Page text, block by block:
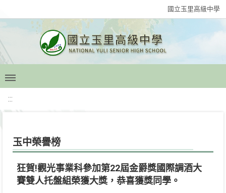
國立玉里高級中學
:::
玉中榮譽榜
狂賀!觀光事業科參加第22屆金爵獎國際調酒大
賽雙人托盤組榮獲大獎，恭喜獲獎同學。